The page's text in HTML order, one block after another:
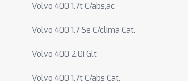
Volvo 400 1.7t C/abs,ac
Volvo 400 1.7 Se C/clima Cat.
Volvo 400 2.0i Glt
Volvo 400 1.7t C/abs Cat.